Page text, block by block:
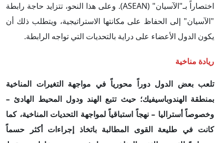
اختصاراً بـ"الآسيان" (ASEAN). وعلى هذا النحو، تتزايد حاجة رابطة
"الآسيان" إلى الحفاظ على مكانتها الاستراتيجية، ويتطلب ذلك أن
يكون الدول الأعضاء على دراية بالتحديات التي تواجه الرابطة.
ريادة مناخية
تلعب بعض الدول دوراً محورياً في مواجهة التغيرات المناخية
بمنطقة الهندوباسيفيك؛ حيث تتبع الهند ودول المحيط الهادئ –
وخصوصاً أستراليا – نهجاً استباقياً لمواجهة التحديات المناخية، كما
كانت في طليعة القوى المطالبة باتخاذ إجراءات أكثر حسماً